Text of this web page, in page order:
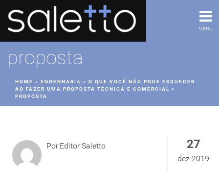
MENU
proposta
HOME » ENGENHARIA » O QUE VOCÊ NÃO PODE ESQUECER
AO FAZER UMA PROPOSTA TÉCNICA E COMERCIAL
»
PROPOSTA
Por:Editor Saletto 27
dez 2019